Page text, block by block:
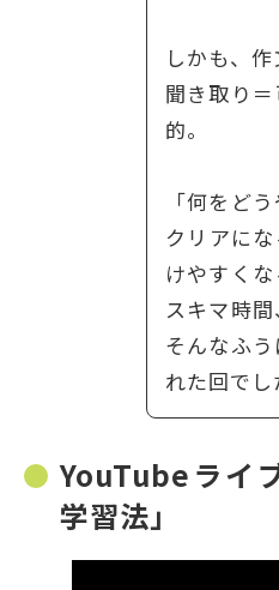
しかも、
聞き取り
的。
「何をど
クリアに
けやすく
スキマ時
そんなふ
れた回でし
YouTubeライ
学習法」